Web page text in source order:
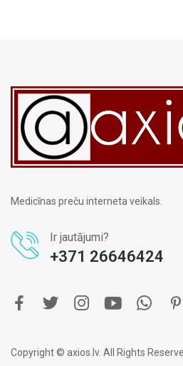
Medicīnas preču interneta veikals.
Ir jautājumi?
+371 26646424
Copyright © axios.lv. All Rights